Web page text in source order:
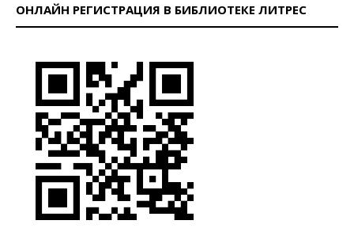
ОНЛАЙН РЕГИСТРАЦИЯ В БИБЛИОТЕКЕ ЛИТРЕС